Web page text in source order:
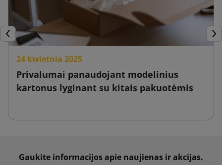
Ankstesnis
24 kwietnia 2025
Privalumai panaudojant modelinius
kartonus lyginant su kitais pakuotėmis
Gaukite informacijos apie naujienas ir akcijas.